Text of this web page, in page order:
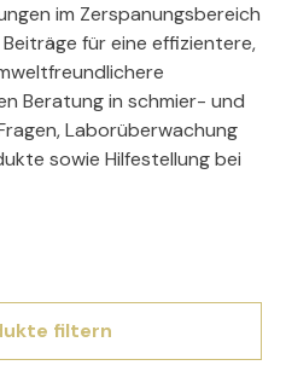
im Zerspanungsbereich
für eine effizientere,
Beratung in schmier- und
Laborüberwachung
sowie Hilfestellung bei
filtern